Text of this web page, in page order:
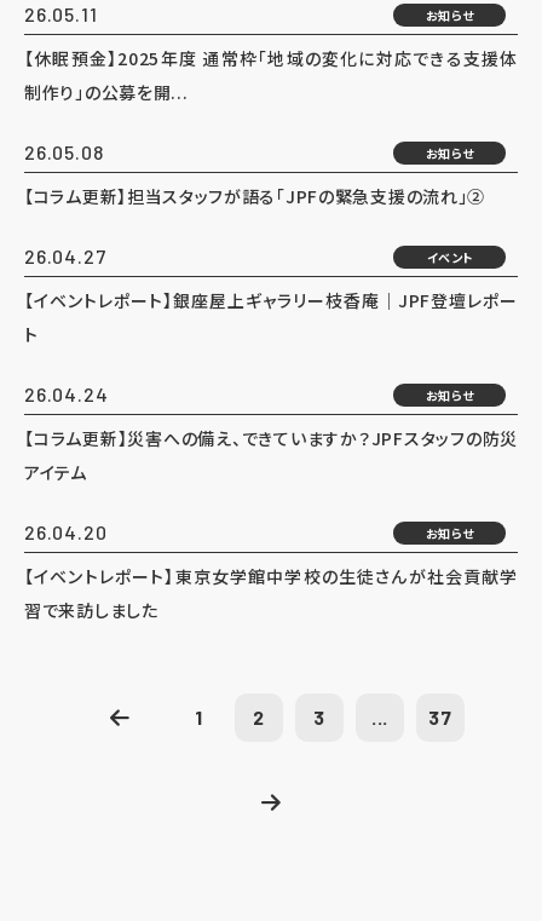
26.05.11 お知らせ
【休眠預金】2025年度 通常枠「地域の変化に対応できる支援体
制作り」の公募を開...
26.05.08 お知らせ
【コラム更新】担当スタッフが語る「JPFの緊急支援の流れ」②
26.04.27 イベント
【イベントレポート】銀座屋上ギャラリー枝香庵｜JPF登壇レポー
ト
26.04.24 お知らせ
【コラム更新】災害への備え、できていますか？JPFスタッフの防災
アイテム
26.04.20 お知らせ
【イベントレポート】東京女学館中学校の生徒さんが社会貢献学
習で来訪しました
1 2 3 ... 37